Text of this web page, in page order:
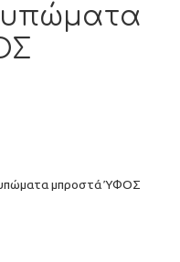
μπροστά ΎΦΟΣ